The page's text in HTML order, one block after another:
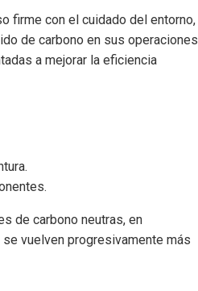
firme con el cuidado del entorno,
de carbono en sus operaciones
a mejorar la eficiencia
de carbono neutras, en
vuelven progresivamente más